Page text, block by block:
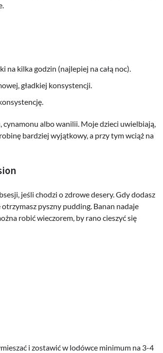
kilka godzin (najlepiej na całą noc).
gładkiej konsystencji.
albo wanilii. Moje dzieci uwielbiają,
bardziej wyjątkowy, a przy tym wciąż na
jeśli chodzi o zdrowe desery. Gdy dodasz
pyszny pudding. Banan nadaje
robić wieczorem, by rano cieszyć się
i zostawić w lodówce minimum na 3-4